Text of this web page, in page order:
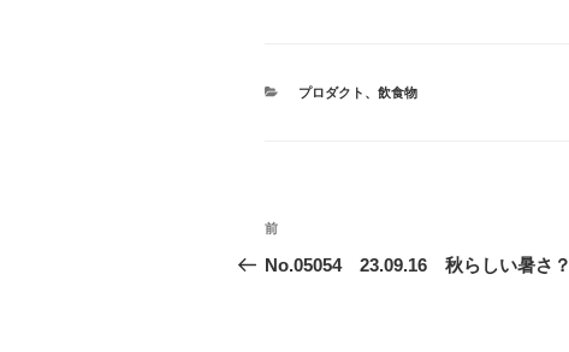
カ
プロダクト 、 飲食物
投
稿
前
の
前
No.05054 23.09.16 秋らしい暑さ？